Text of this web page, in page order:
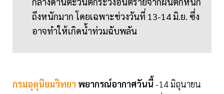
ถึงหนักมาก โดยเฉพาะช่วงวันที่ 13-14 มิ.ย. ซึ่ง
อาจทำให้เกิดน้ำท่วมฉับพลัน
กรมอุตุนิยมวิทยา พยากรณ์อากาศวันนี้ -14 มิถุนายน